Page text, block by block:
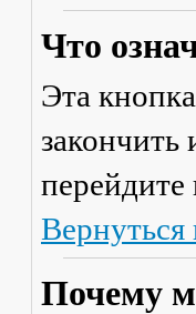
Что
Эта
закончить
перейдите
Вернуться
Почему